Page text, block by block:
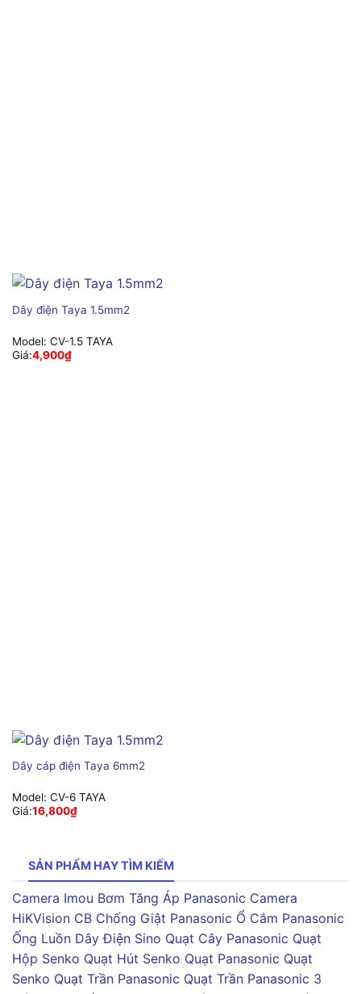
Dây điện Taya 1.5mm2
Model: CV-1.5 TAYA
Giá:4,900₫
Dây cáp điện Taya 6mm2
Model: CV-6 TAYA
Giá:16,800₫
SẢN PHẨM HAY TÌM KIẾM
Camera Imou Bơm Tăng Áp Panasonic Camera
HiKVision CB Chống Giật Panasonic Ổ Cắm Panasonic
Ống Luồn Dây Điện Sino Quạt Cây Panasonic Quạt
Hộp Senko Quạt Hút Senko Quạt Panasonic Quạt
Senko Quạt Trần Panasonic Quạt Trần Panasonic 3